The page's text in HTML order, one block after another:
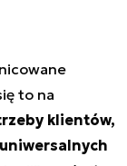
to na
klientów,
uniwersalnych